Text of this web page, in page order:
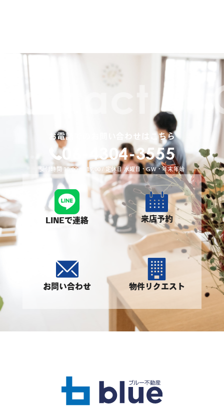
お客さまからお預かりした個人情報は、当社からのご
連絡や業務のご案内やご質問に対する回答として、電
子メールや資料のご送付に利用いたします。
個人情報の第三者への開示・提供の禁止
当社は、お客さまよりお預かりした個人情報を適切に
管理し、次のいずれかに該当する場合を除き、個人情
報を第三者に開示いたしません。 お客さまの同意が
ある場合 お客さまが希望されるサービスを行なうた
めに当社が業務を委託する業者に対して開示する場合
法令に基づき開示することが必要である場合
当社は、個人情報の正確性及び安全性確保のために、
セキュリティに万全の対策を講じています。
お客さまがご本人の個人情報の照会・修正・削除など
をご希望される場合には、ご本人であることを確認の
当社は、保有する個人情報に関して適用される日本の
法令、その他規範を遵守するとともに、本ポリシーの
お電話でのお問い合わせはこちら
06-4304-3555
受付時間 10:00 〜 19:00 / 定休日 水曜日・GW・年末年始
LINEで連絡 来店予約
お問い合わせ 物件リクエスト